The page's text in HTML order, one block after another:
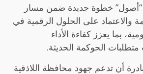
“أصول” خطوة جديدة ضمن مسار
والاعتماد على الحلول الرقمية في
بما يعزز كفاءة الأداء
الحوكمة الحديثة.
أن تدعم جهود محافظة اللاذقية